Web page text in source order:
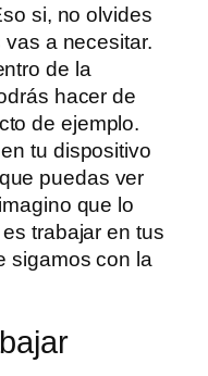
si, no olvides
a necesitar.
de la
hacer de
de ejemplo.
tu dispositivo
puedas ver
que lo
trabajar en tus
sigamos con la